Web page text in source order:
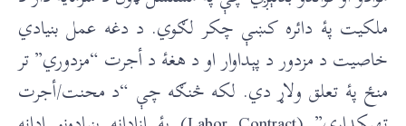
ملکيت پۀ دائره کښې چکر لګوي. د دغه عمل بنيادي
خاصيت د مزدور د پېداوار او د هغۀ د أجرت “مزدوري” تر
منځ پۀ تعلق ولاړ دي. لکه څنګه چې “د محنت/أجرت